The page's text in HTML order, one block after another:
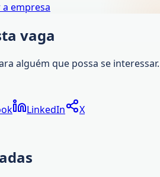
a empresa
vaga
alguém que possa se interessar.
LinkedIn X